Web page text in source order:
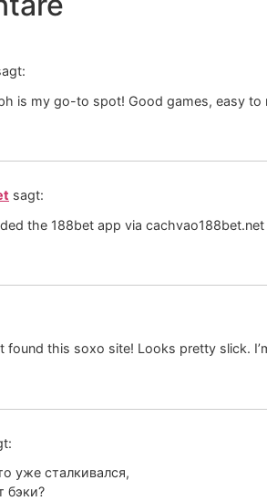
is my go-to spot! Good games, easy
sagt:
the 188bet app via
found this soxo site! Looks pretty slick.
уже сталкивался,
бэки?